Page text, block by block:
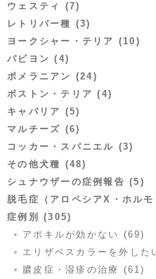
ウェスティ (7)
レトリバー種 (3)
ヨークシャー・テリア (10)
パピヨン (4)
ポメラニアン (24)
ボストン・テリア (4)
キャバリア (5)
マルチーズ (6)
コッカー・スパニエル (3)
その他犬種 (48)
シュナウザーの症例報告 (5)
脱毛症（アロペシアX・ホル
症例別 (305)
アポキルが効かない (69)
エリザベスカラーを外した
膿皮症・湿疹の治療 (61)